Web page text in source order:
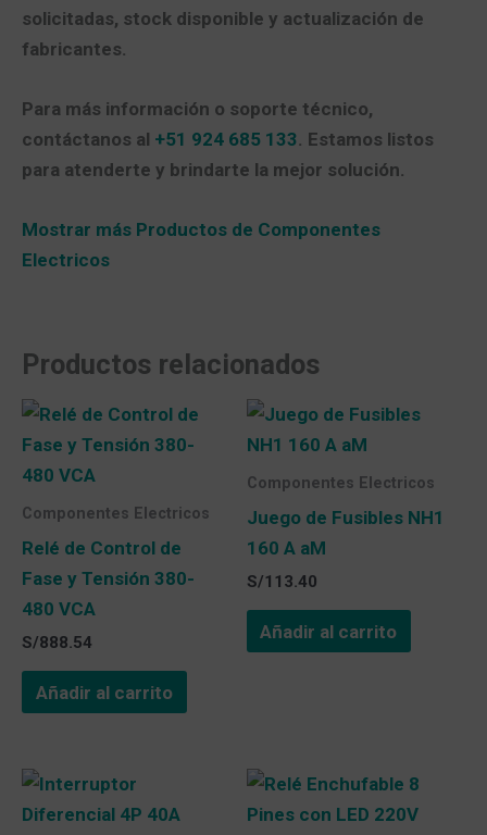
solicitadas, stock disponible y actualización de
fabricantes.
Para más información o soporte técnico,
contáctanos al +51 924 685 133. Estamos listos
para atenderte y brindarte la mejor solución.
Mostrar más Productos de Componentes
Electricos
Productos relacionados
Componentes Electricos
Relé de Control de
Fase y Tensión 380-
480 VCA
S/888.54
Añadir al carrito
Componentes Electricos
Juego de Fusibles NH1
160 A aM
S/113.40
Añadir al carrito